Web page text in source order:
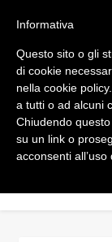
Informativa
Questo sito o gli
di cookie
nella cookie
a tutti o ad alcuni
Chiudendo
su un link o
acconsenti all’uso